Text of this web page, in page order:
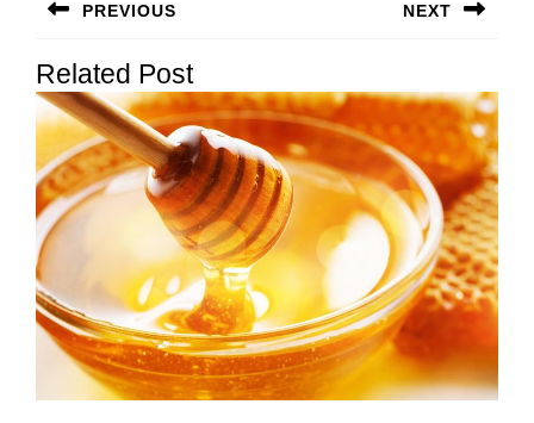
по
записям
PREVIOUS
запись:
NEXT
запись:
Related Post